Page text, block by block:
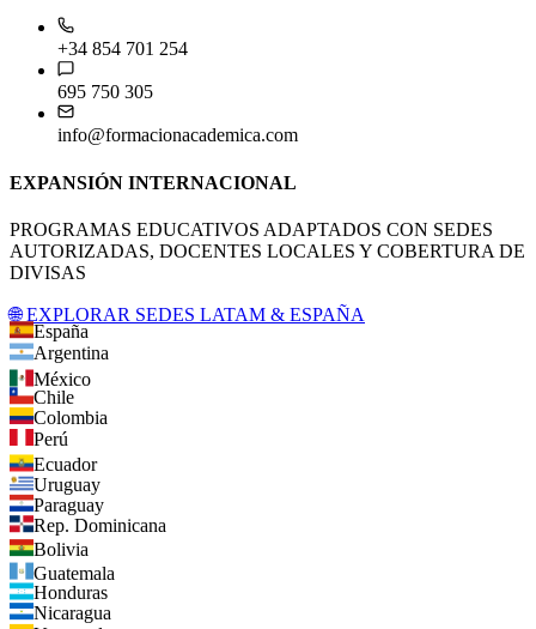
+34 854 701 254
695 750 305
info@formacionacademica.com
EXPANSIÓN INTERNACIONAL
PROGRAMAS EDUCATIVOS ADAPTADOS CON SEDES
AUTORIZADAS, DOCENTES LOCALES Y COBERTURA DE
DIVISAS
🌐 EXPLORAR SEDES LATAM & ESPAÑA
España
Argentina
México
Chile
Colombia
Perú
Ecuador
Uruguay
Paraguay
Rep. Dominicana
Bolivia
Guatemala
Honduras
Nicaragua